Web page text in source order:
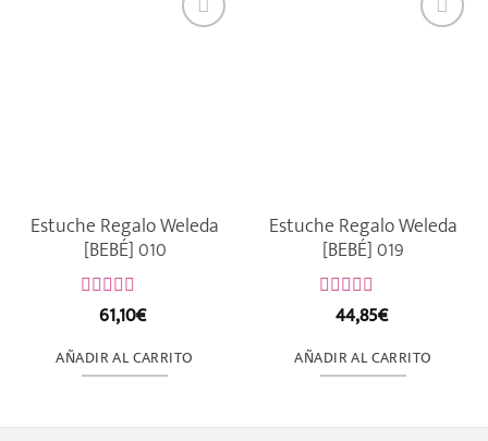
Estuche Regalo Weleda
[BEBÉ] 010
Valorado
de
5
61,10€
AÑADIR AL CARRITO
Estuche Regalo Weleda
[BEBÉ] 019
Valorado
de
5
44,85€
AÑADIR AL CARRITO